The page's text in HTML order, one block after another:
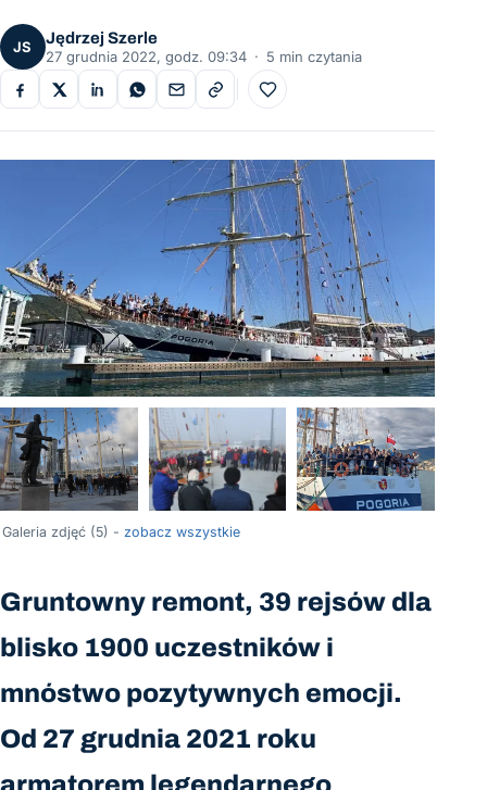
JS
Jędrzej Szerle
27 grudnia 2022, godz. 09:34 · 5 min czytania
Do ulubionych
Galeria zdjęć (5) - zobacz wszystkie
Gruntowny remont, 39 rejsów dla
blisko 1900 uczestników i
mnóstwo pozytywnych emocji.
Od 27 grudnia 2021 roku